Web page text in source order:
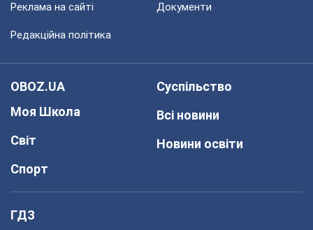
Реклама на сайті Документи
Редакційна політика
OBOZ.UA
Моя Школа
Світ
Спорт
Суспільство
Всі новини
Новини освіти
ГДЗ